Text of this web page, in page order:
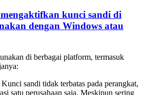
kunci sandi di
dengan Windows atau
di berbagai platform, termasuk
Kunci sandi tidak terbatas pada perangkat,
satu perusahaan saja. Meskipun sering